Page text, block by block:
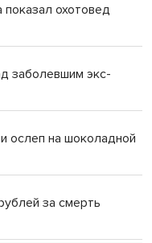
показал охотовед
заболевшим экс-
ослеп на шоколадной
за смерть